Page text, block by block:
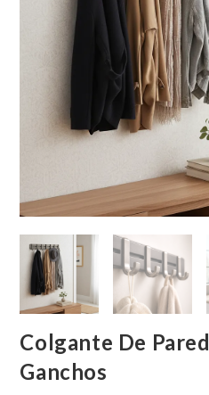
Colgante De
Ganchos